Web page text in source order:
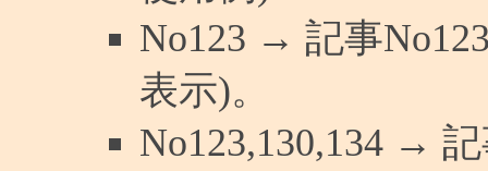
No123 → 記事
表示)。
No123,130,134 →